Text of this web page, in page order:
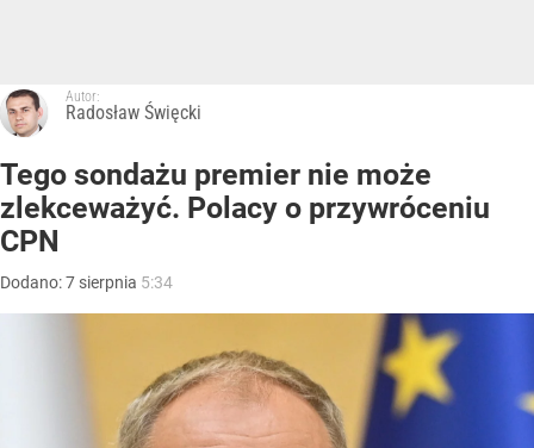
Autor:
Radosław Święcki
Tego sondażu premier nie może
zlekceważyć. Polacy o przywróceniu
CPN
Dodano:7 sierpnia 5:34